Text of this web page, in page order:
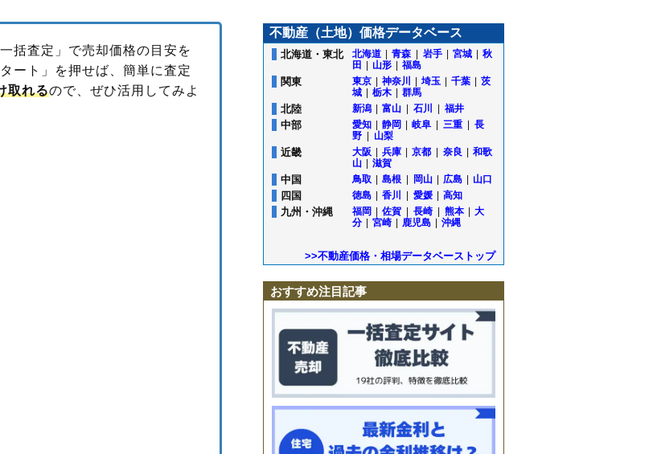
括査定」で売却価格の目安を
ート」を押せば、簡単に査定
取れるので、ぜひ活用してみよ
不動産（土地）価格データベース
北海道・東北 北海道 青森 岩手 宮城
秋
田
山形 福島
関東 東京 神奈川 埼玉 千葉
茨
城
栃木 群馬
北陸 新潟 富山 石川 福井
中部 愛知 静岡 岐阜 三重
長
野
山梨
近畿 大阪 兵庫 京都 奈良
和歌
山
滋賀
中国 鳥取 島根 岡山 広島 山口
四国 徳島 香川 愛媛 高知
九州・沖縄 福岡 佐賀 長崎 熊本
大
分
宮崎 鹿児島 沖縄
>>不動産価格・相場データベーストップ
おすすめ注目記事